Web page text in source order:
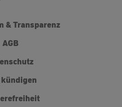
& Transparenz
AGB